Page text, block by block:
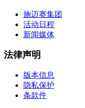
施迈赛集团
活动日程
新闻媒体
法律声明
版本信息
隐私保护
条款件